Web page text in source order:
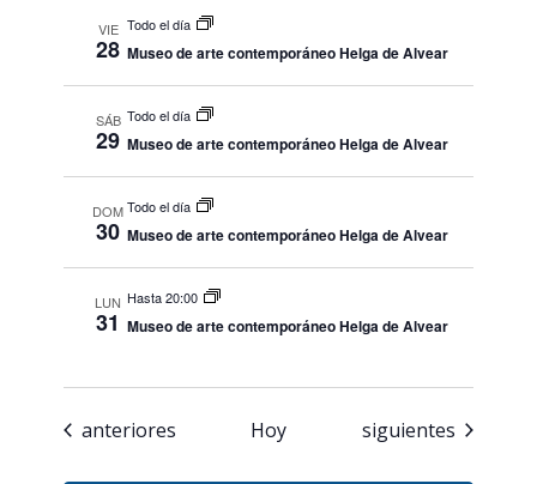
VIE
28
Todo el día
Museo de arte contemporáneo Helga de Alvear
SÁB
29
Todo el día
Museo de arte contemporáneo Helga de Alvear
DOM
30
Todo el día
Museo de arte contemporáneo Helga de Alvear
LUN
31
Hasta 20:00
Museo de arte contemporáneo Helga de Alvear
Eventos
anteriores Hoy Eventos
siguientes